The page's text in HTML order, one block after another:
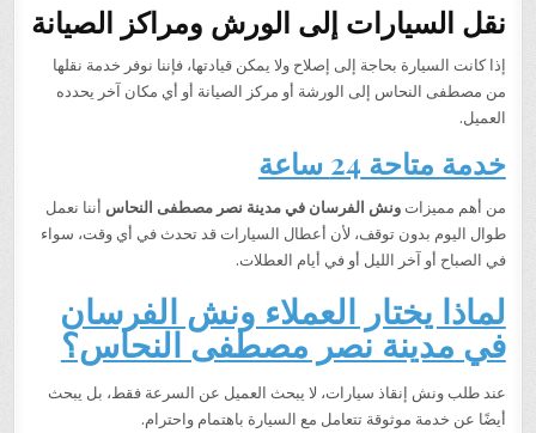
نقل السيارات إلى الورش ومراكز الصيانة
إذا كانت السيارة بحاجة إلى إصلاح ولا يمكن قيادتها، فإننا نوفر خدمة نقلها
من مصطفى النحاس إلى الورشة أو مركز الصيانة أو أي مكان آخر يحدده
العميل.
خدمة متاحة 24 ساعة
من أهم مميزاتونش الفرسان في مدينة نصر مصطفى النحاس أننا نعمل
طوال اليوم بدون توقف، لأن أعطال السيارات قد تحدث في أي وقت، سواء
في الصباح أو آخر الليل أو في أيام العطلات.
لماذا يختار العملاء ونش الفرسان
في مدينة نصر مصطفى النحاس؟
عند طلب ونش إنقاذ سيارات، لا يبحث العميل عن السرعة فقط، بل يبحث
أيضًا عن خدمة موثوقة تتعامل مع السيارة باهتمام واحترام.